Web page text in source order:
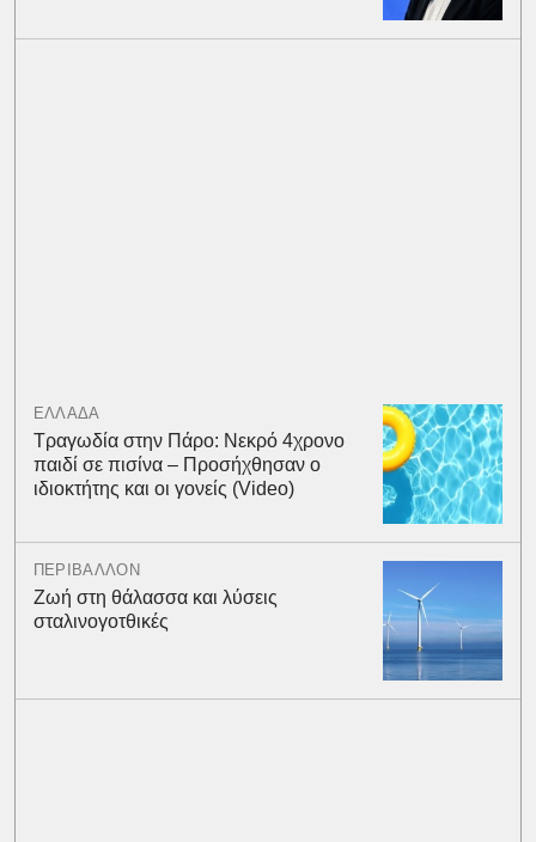
ΕΛΛΑΔΑ
Τραγωδία στην Πάρο: Νεκρό 4χρονο
παιδί σε πισίνα – Προσήχθησαν ο
ιδιοκτήτης και οι γονείς (Video)
ΠΕΡΙΒΑΛΛΟΝ
Ζωή στη θάλασσα και λύσεις
σταλινογοτθικές